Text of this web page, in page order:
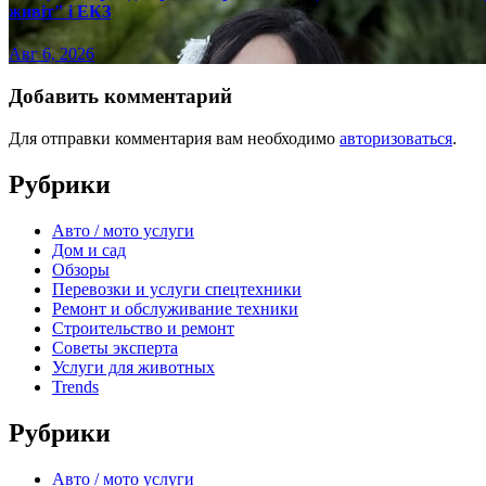
живіт" і ЕКЗ
Авг 6, 2026
Добавить комментарий
Для отправки комментария вам необходимо авторизоваться.
Рубрики
Авто / мото услуги
Дом и сад
Обзоры
Перевозки и услуги спецтехники
Ремонт и обслуживание техники
Строительство и ремонт
Советы эксперта
Услуги для животных
Trends
Рубрики
Авто / мото услуги